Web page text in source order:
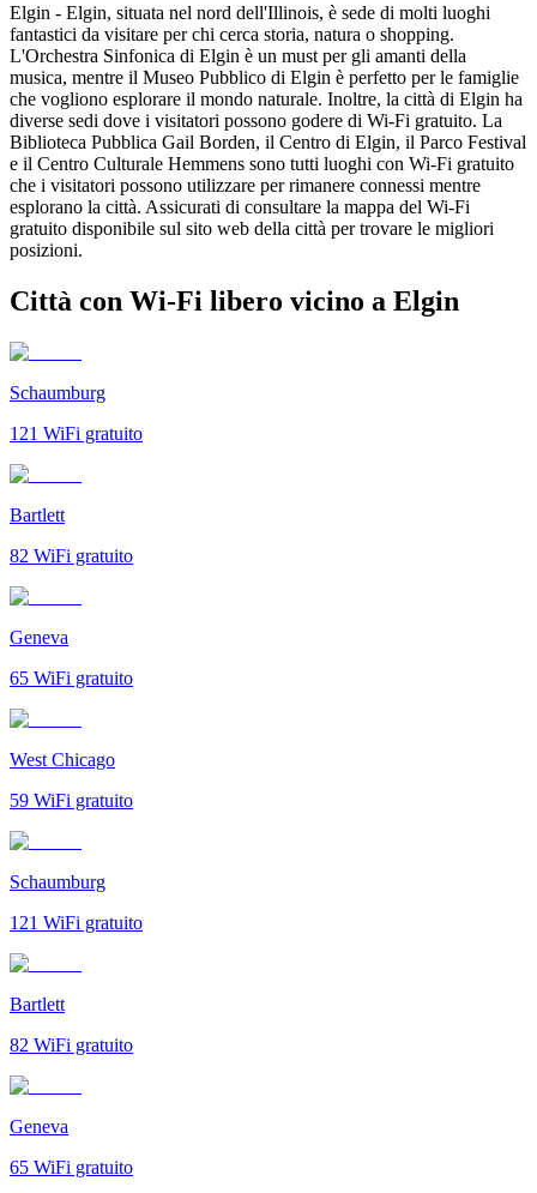
Elgin - Elgin, situata nel nord dell'Illinois, è sede di molti luoghi
fantastici da visitare per chi cerca storia, natura o shopping.
L'Orchestra Sinfonica di Elgin è un must per gli amanti della
musica, mentre il Museo Pubblico di Elgin è perfetto per le famiglie
che vogliono esplorare il mondo naturale. Inoltre, la città di Elgin ha
diverse sedi dove i visitatori possono godere di Wi-Fi gratuito. La
Biblioteca Pubblica Gail Borden, il Centro di Elgin, il Parco Festival
e il Centro Culturale Hemmens sono tutti luoghi con Wi-Fi gratuito
che i visitatori possono utilizzare per rimanere connessi mentre
esplorano la città. Assicurati di consultare la mappa del Wi-Fi
gratuito disponibile sul sito web della città per trovare le migliori
posizioni.
Città con Wi-Fi libero vicino a Elgin
Schaumburg
121 WiFi gratuito
Bartlett
82 WiFi gratuito
Geneva
65 WiFi gratuito
West Chicago
59 WiFi gratuito
Schaumburg
121 WiFi gratuito
Bartlett
82 WiFi gratuito
Geneva
65 WiFi gratuito